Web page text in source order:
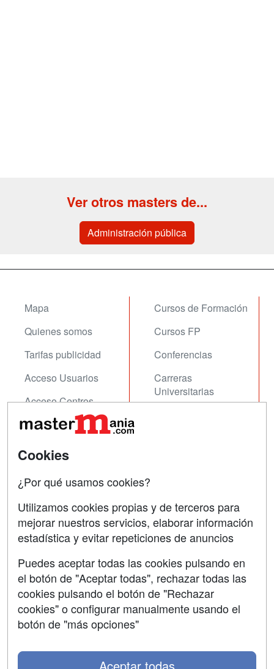
Ver otros masters de...
Administración pública
Mapa
Quienes somos
Tarifas publicidad
Acceso Usuarios
Acceso Centros
Cursos de Formación
Cursos FP
Conferencias
Carreras
Universitarias
Contactar
Copyleft
Grupo formazion:
Cookies
¿Por qué usamos cookies?
Utilizamos cookies propias y de terceros para
mejorar nuestros servicios, elaborar información
estadística y evitar repeticiones de anuncios
Puedes aceptar todas las cookies pulsando en
el botón de "Aceptar todas", rechazar todas las
cookies pulsando el botón de "Rechazar
cookies" o configurar manualmente usando el
botón de "más opciones"